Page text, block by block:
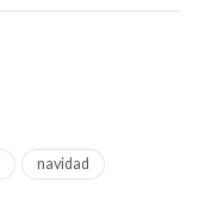
navidad